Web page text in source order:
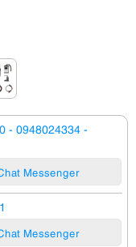
- 0948024334 -
Messenger
Messenger